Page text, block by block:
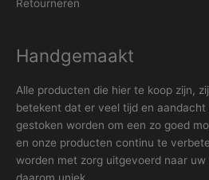
Retourneren
Handgemaakt
Alle producten die hier te koop zijn,
betekent dat er veel tijd en
gestoken worden om een zo goed
en onze producten continu te
worden met zorg uitgevoerd naar